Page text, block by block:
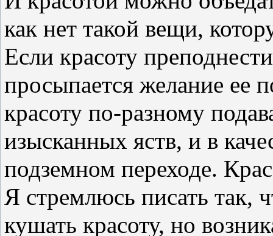
как нет такой вещи,
Если красоту
просыпается желание ее
красоту по-разному
изысканных яств, и в
подземном переходе.
Я стремлюсь писать так,
кушать красоту, но